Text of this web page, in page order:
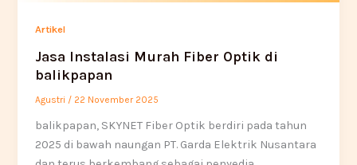
Artikel
Jasa Instalasi Murah Fiber Optik di
balikpapan
Agustri / 22 November 2025
balikpapan, SKYNET Fiber Optik berdiri pada tahun
2025 di bawah naungan PT. Garda Elektrik Nusantara